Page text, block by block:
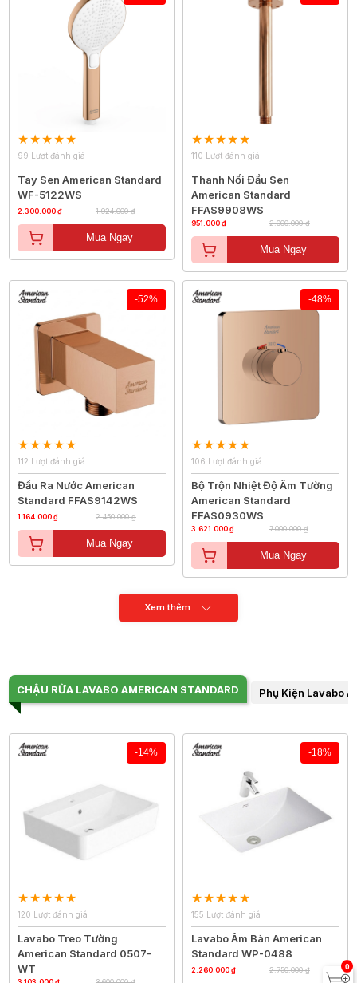
99 Lượt đánh giá
Tay Sen American Standard
WF-5122WS
2.300.000 ₫ 1.924.000 ₫
Mua Ngay
110 Lượt đánh giá
Thanh Nối Đầu Sen
American Standard
FFAS9908WS
951.000 ₫ 2.000.000 ₫
Mua Ngay
-52%
112 Lượt đánh giá
Đầu Ra Nước American
Standard FFAS9142WS
1.164.000 ₫ 2.450.000 ₫
Mua Ngay
-48%
106 Lượt đánh giá
Bộ Trộn Nhiệt Độ Âm Tường
American Standard
FFAS0930WS
3.621.000 ₫ 7.000.000 ₫
Mua Ngay
Xem thêm
CHẬU RỬA LAVABO AMERICAN STANDARD Phụ Kiện Lavabo
-14%
120 Lượt đánh giá
Lavabo Treo Tường
American Standard 0507-
WT
-18%
155 Lượt đánh giá
Lavabo Âm Bàn American
Standard WP-0488
2.260.000 ₫ 2.750.000 ₫ 0